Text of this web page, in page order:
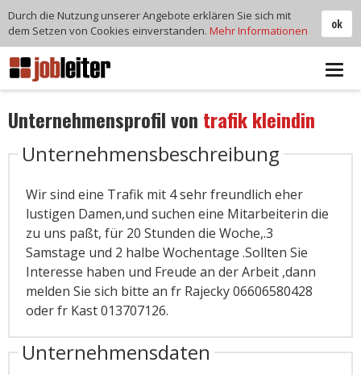
Unternehmensprofil von trafik kleindin
Unternehmensbeschreibung
Wir sind eine Trafik mit 4 sehr freundlich eher
lustigen Damen,und suchen eine Mitarbeiterin die
zu uns paßt, für 20 Stunden die Woche,.3
Samstage und 2 halbe Wochentage .Sollten Sie
Interesse haben und Freude an der Arbeit ,dann
melden Sie sich bitte an fr Rajecky 06606580428
oder fr Kast 013707126.
Unternehmensdaten
ok
Durch die Nutzung unserer Angebote erklären Sie sich mit
dem Setzen von Cookies einverstanden. Mehr Informationen